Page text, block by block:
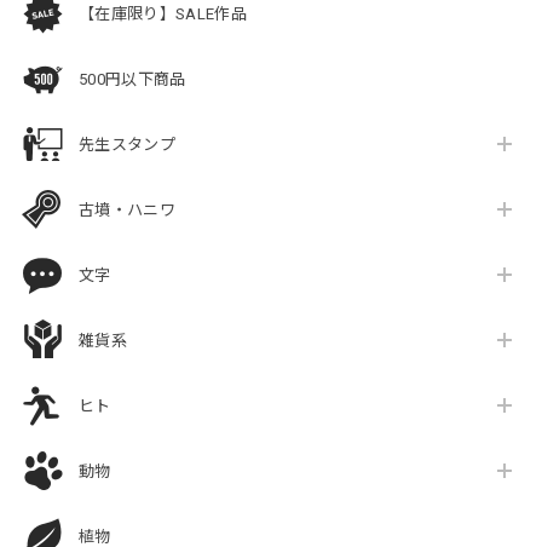
【在庫限り】SALE作品
500円以下商品
先生スタンプ
古墳・ハニワ
文字
雑貨系
ヒト
動物
植物